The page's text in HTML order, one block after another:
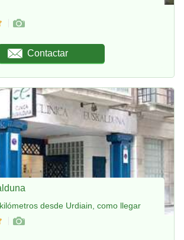
Contactar
desde Urdiain, como llegar